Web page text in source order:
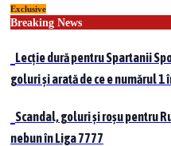
Skip
to
Exclusive
Breaking News
Lecție dură pentru Spartanii
goluri și arată de ce e numărul 1
Scandal, goluri și roșu pentru
nebun în Liga 7777